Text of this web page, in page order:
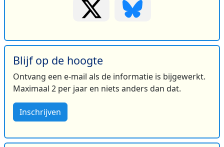
Blijf op de hoogte
Ontvang een e-mail als de informatie is bijgewerkt.
Maximaal 2 per jaar en niets anders dan dat.
Inschrijven